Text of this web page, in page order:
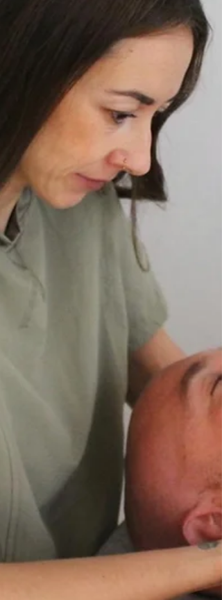
Fisioterapia, Osteopatía y Pilates
para liberar las fascias, relajar el diafragma y
restaurar el equilibrio de tu sistema
¡Trata el origen, no solo el síntoma!